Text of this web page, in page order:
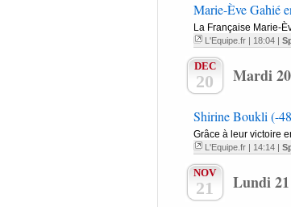
Marie-Ève Gahié
La Française Marie-
L'Equipe.fr| 18:04 |
DEC
20 Mardi
Shirine Boukli (-
Grâce à leur victoire
L'Equipe.fr| 14:14 |
NOV
21 Lundi 21